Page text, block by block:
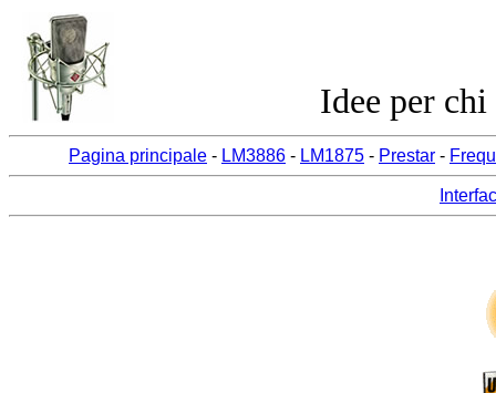
Idee per
Pagina principale - LM3886 - LM1875 - Prestar -